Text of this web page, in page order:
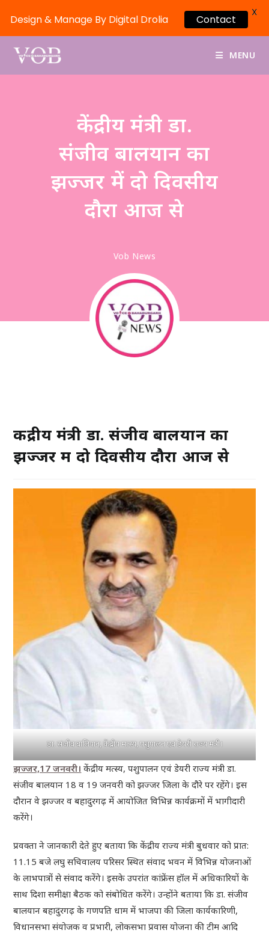
MENU
केंद्रीय मंत्री डा.
संजीव बालयान का
झज्जर में दो दिवसीय
दौरा आज से
Vob News
केंद्रीय मंत्री डा. संजीव बालयान का
झज्जर में दो दिवसीय दौरा आज से
डा. संजीव बालियान, केंद्रीय मत्स्य, पशुपालन एवं डेयरी राज्य मंत्री।
झज्जर,17 जनवरी। केंद्रीय मत्स्य, पशुपालन एवं डेयरी राज्य मंत्री डा.
संजीव बालयान 18 व 19 जनवरी को झज्जर जिला के दौरे पर रहेंगे। इस
दौरान वे झज्जर व बहादुरगढ़ में आयोजित विभिन्न कार्यक्रमों में भागीदारी
करेंगे।
प्रवक्ता ने जानकारी देते हुए बताया कि केंद्रीय राज्य मंत्री बुधवार को प्रात:
11.15 बजे लघु सचिवालय परिसर स्थित संवाद भवन में विभिन्न योजनाओं
के लाभपात्रों से संवाद करेंगे। इसके उपरांत कांफ्रेंस हॉल में अधिकारियों के
साथ दिशा समीक्षा बैठक को संबोधित करेंगे। उन्होंने बताया कि डा. संजीव
बालयान बहादुरगढ़ के गणपति धाम में भाजपा की जिला कार्यकारिणी,
विधानसभा संयोजक व प्रभारी, लोकसभा प्रवास योजना की टीम आदि
Design & Manage By Digital Drolia Contact
X